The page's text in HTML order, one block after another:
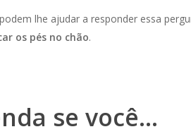
lhe ajudar a responder essa
os pés no chão.
se você…